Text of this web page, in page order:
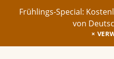
Frühlings-Special:
von